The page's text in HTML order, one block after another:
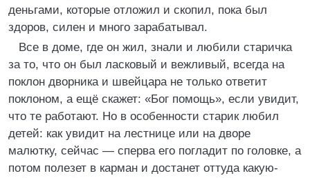
деньгами, которые отложил и скопил, пока был
здоров, силен и много зарабатывал.
Все в доме, где он жил, знали и любили старичка
за то, что он был ласковый и вежливый, всегда на
поклон дворника и швейцара не только ответит
поклоном, а ещё скажет: «Бог помощь», если увидит,
что те работают. Но в особенности старик любил
детей: как увидит на лестнице или на дворе
малютку, сейчас — сперва его погладит по головке, а
потом полезет в карман и достанет оттуда какую-